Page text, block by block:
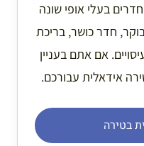
חדרים בעלי אופי שונה
חדר כושר, בריכת
אם אתם בעניין
אידאלית עבורכם.
בטירה